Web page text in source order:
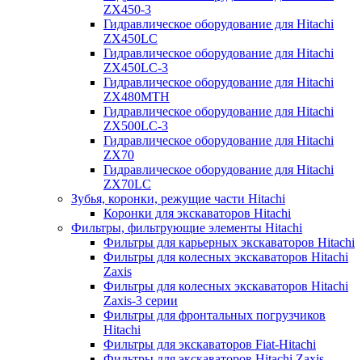
ZX450-3
Гидравлическое оборудование для Hitachi
ZX450LC
Гидравлическое оборудование для Hitachi
ZX450LC-3
Гидравлическое оборудование для Hitachi
ZX480MTH
Гидравлическое оборудование для Hitachi
ZX500LC-3
Гидравлическое оборудование для Hitachi
ZX70
Гидравлическое оборудование для Hitachi
ZX70LC
Зубья, коронки, режущие части Hitachi
Коронки для экскаваторов Hitachi
Фильтры, фильтрующие элементы Hitachi
Фильтры для карьерных экскаваторов Hitachi
Фильтры для колесных экскаваторов Hitachi
Zaxis
Фильтры для колесных экскаваторов Hitachi
Zaxis-3 серии
Фильтры для фронтальных погрузчиков
Hitachi
Фильтры для экскаваторов Fiat-Hitachi